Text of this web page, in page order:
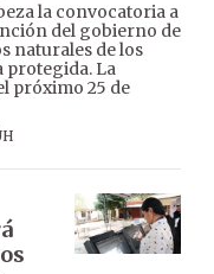
la convocatoria a
del gobierno de
naturales de los
protegida. La
próximo 25 de